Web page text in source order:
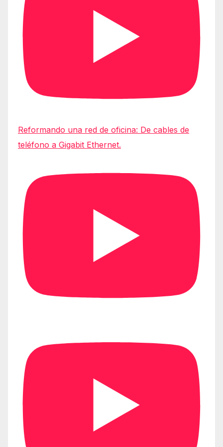
Reformando una red de oficina: De cables de
teléfono a Gigabit Ethernet.